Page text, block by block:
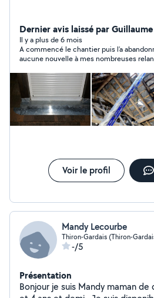
Dernier avis laissé par
Il y a plus de 6 mois
A commencé le chantier puis l’a
aucune nouvelle à mes nombreuses
Voir le profil
Mandy Lecourbe
Thiron-Gardais (Thiron-
-/5
Présentation
Bonjour je suis Mandy maman